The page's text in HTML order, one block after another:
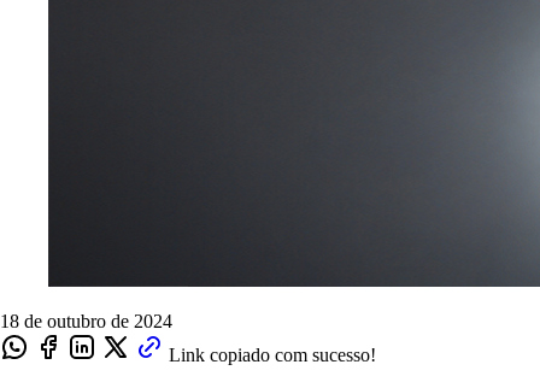
18 de outubro de 2024
Link copiado com sucesso!